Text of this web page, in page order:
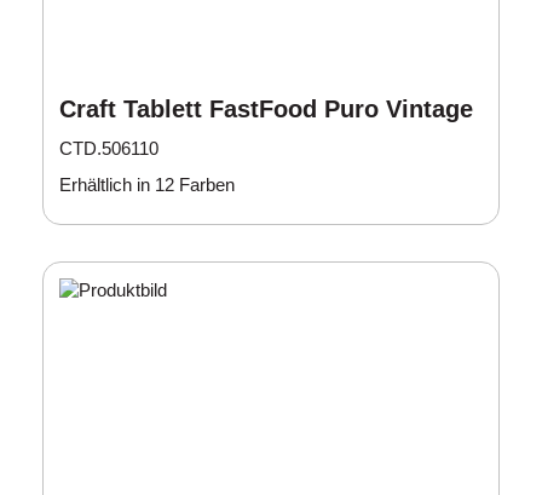
Craft Tablett FastFood Puro Vintage
CTD.506110
Erhältlich in 12 Farben